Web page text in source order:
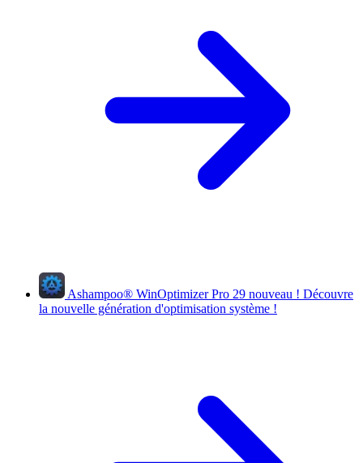
Ashampoo® WinOptimizer Pro 29 nouveau ! Découvre
la nouvelle génération d'optimisation système !